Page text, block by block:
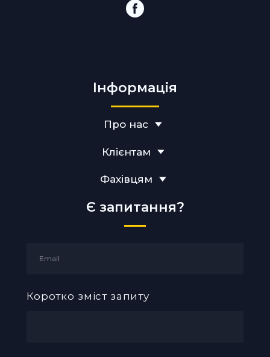
Інформація
Про нас
Клієнтам
Фахівцям
Є запитання?
Коротко зміст запиту